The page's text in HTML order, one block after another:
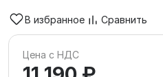
В избранное Сравнить
Цена с НДС